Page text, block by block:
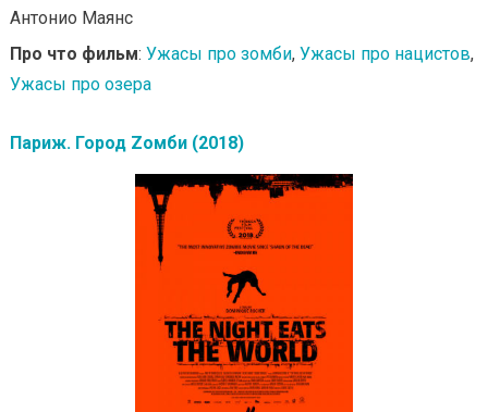
Антонио Маянс
Про что фильм: Ужасы про зомби, Ужасы про нацистов,
Ужасы про озера
Париж. Город Zомби (2018)